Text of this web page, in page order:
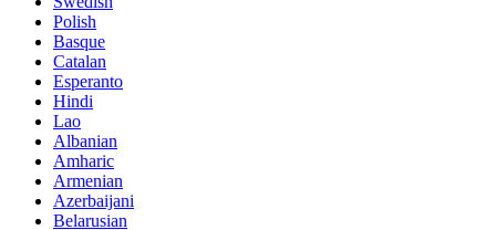
Polish
Basque
Catalan
Esperanto
Hindi
Lao
Albanian
Amharic
Armenian
Azerbaijani
Belarusian